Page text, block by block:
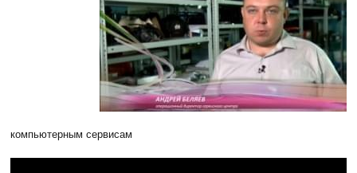
компьютерным сервисам